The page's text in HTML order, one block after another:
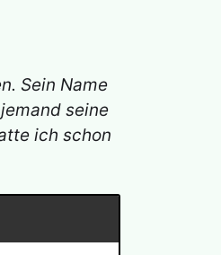
Sein Name
seine
ich schon